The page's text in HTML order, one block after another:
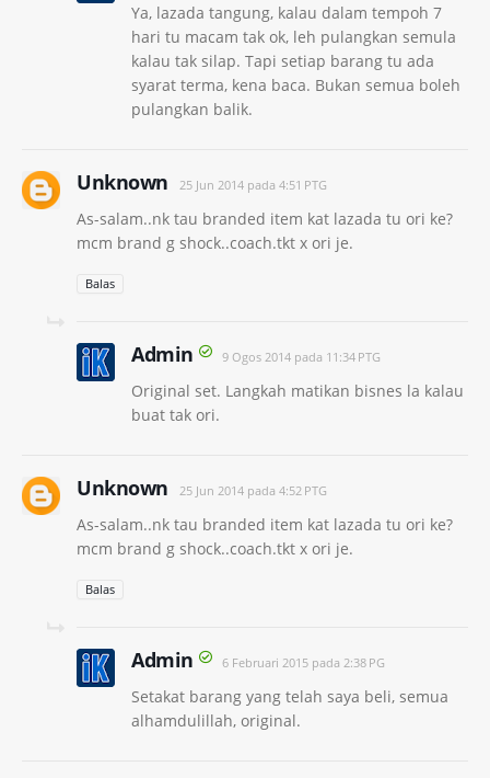
Ya, lazada tangung, kalau dalam tempoh 7
hari tu macam tak ok, leh pulangkan semula
kalau tak silap. Tapi setiap barang tu ada
syarat terma, kena baca. Bukan semua boleh
pulangkan balik.
Unknown 25 Jun 2014 pada 4:51 PTG
As-salam..nk tau branded item kat lazada tu ori ke?
mcm brand g shock..coach.tkt x ori je.
Balas
Admin 9 Ogos 2014 pada 11:34 PTG
Original set. Langkah matikan bisnes la kalau
buat tak ori.
Unknown 25 Jun 2014 pada 4:52 PTG
As-salam..nk tau branded item kat lazada tu ori ke?
mcm brand g shock..coach.tkt x ori je.
Balas
Admin 6 Februari 2015 pada 2:38 PG
Setakat barang yang telah saya beli, semua
alhamdulillah, original.